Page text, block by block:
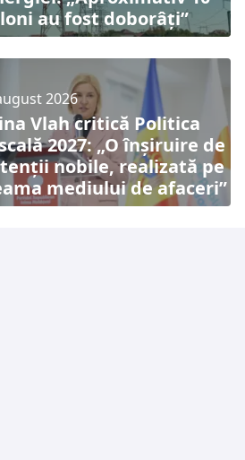
au fost doborâți”
2026
Vlah critică Politica
2027: „O înșiruire de
nobile, realizată pe
mediului de afaceri”